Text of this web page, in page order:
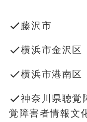
藤沢市
横浜市金沢区
横浜市港南区
神奈川県聴覚
覚障害者情報文